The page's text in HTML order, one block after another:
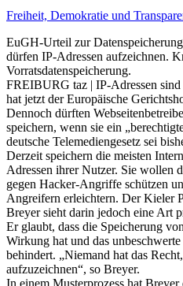
Freiheit, Demokratie und
EuGH-Urteil zur
dürfen IP-Adressen aufzeichnen.
Vorratsdatenspeicherung.
FREIBURG taz | IP-Adressen sind
hat jetzt der Europäische
Dennoch dürften
speichern, wenn sie ein
deutsche Telemediengesetz sei
Derzeit speichern die meisten
Adressen ihrer Nutzer. Sie wollen
gegen Hacker-Angriffe schützen
Angreifern erleichtern. Der Kieler
Breyer sieht darin jedoch eine Art
Er glaubt, dass die Speicherung
Wirkung hat und das
behindert. „Niemand hat das
aufzuzeichnen“, so Breyer.
In einem Musterprozess hat